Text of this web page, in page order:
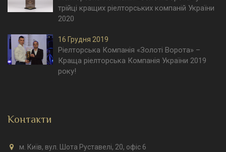
трійці кращих ріелторських компаній України
2020
16 Грудня 2019
Ріелторська Компанія «Золоті Ворота» –
Краща ріелторська Компанія України 2019
року!
Контакти
м. Київ, вул. Шота Руставелі, 20, офіс 6